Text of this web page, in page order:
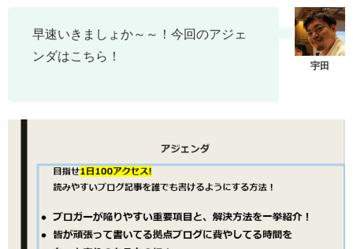
早速いきましょか～～！今回のアジェ
ンダはこちら！